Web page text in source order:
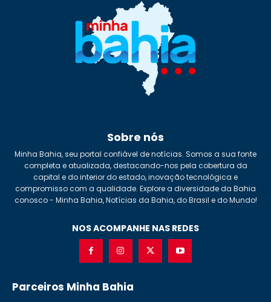
Sobre nós
Minha Bahia, seu portal confiável de notícias. Somos a sua fonte
completa e atualizada, destacando-nos pela cobertura da
capital e do interior do estado, inovação tecnológica e
compromisso com a qualidade. Explore a diversidade da Bahia
conosco - Minha Bahia, Notícias da Bahia, do Brasil e do Mundo!
NOS ACOMPANHE NAS REDES
Parceiros Minha Bahia